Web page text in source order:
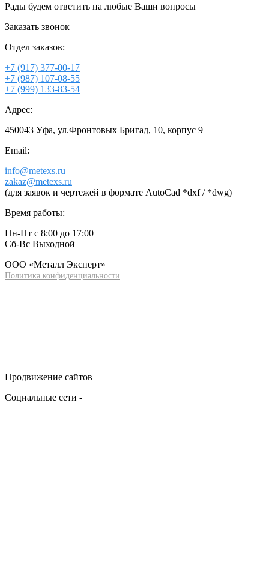
Рады будем ответить на любые Ваши вопросы
Заказать звонок
Отдел заказов:
+7 (917) 377-00-17
+7 (987) 107-08-55
+7 (999) 133-83-54
Адрес:
450043 Уфа, ул.Фронтовых Бригад, 10, корпус 9
Email:
info@metexs.ru
zakaz@metexs.ru
(для заявок и чертежей в формате AutoCad *dxf / *dwg)
Время работы:
Пн-Пт с 8:00 до 17:00
Сб-Вс Выходной
ООО «Металл Эксперт»
Политика конфиденциальности
Продвижение сайтов
Социальные сети -